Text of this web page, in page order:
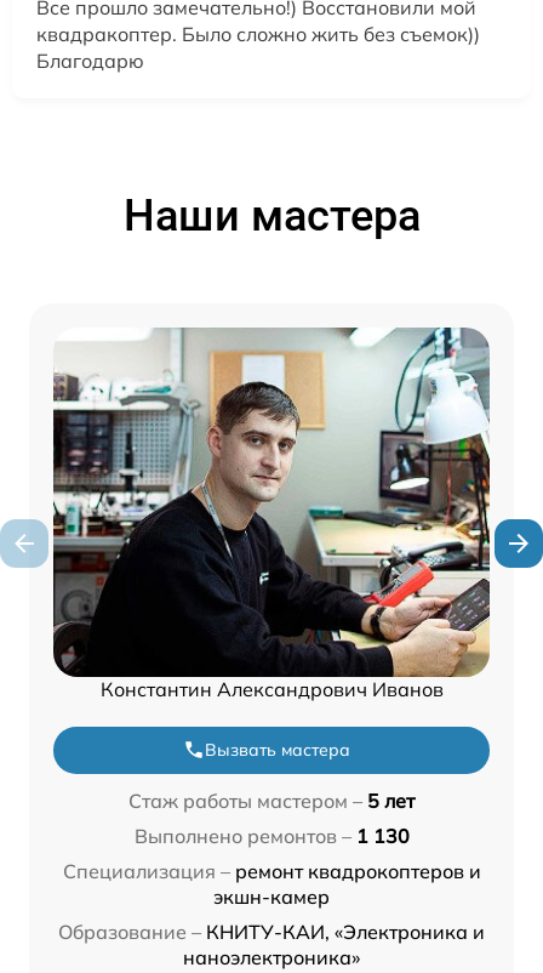
Все прошло замечательно!) Восстановили мой
квадракоптер. Было сложно жить без съемок))
Благодарю
Наши мастера
Константин Александрович Иванов
Вызвать мастера
Стаж работы мастером – 5 лет
Выполнено ремонтов – 1 130
Специализация – ремонт квадрокоптеров и
экшн-камер
Образование – КНИТУ-КАИ, «Электроника и
наноэлектроника»